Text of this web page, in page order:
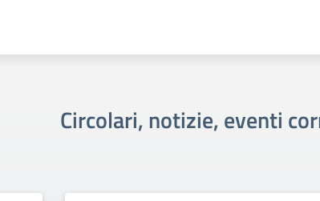
Circolari, notizie, eventi